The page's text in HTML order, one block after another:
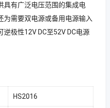
具有广泛电压范围的集成电
为需要双电源或备用电源输入
极性12V DC至52V DC电源
HS2016